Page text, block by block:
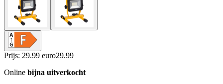
Prijs: 29.99 euro29.99
Online bijna uitverkocht